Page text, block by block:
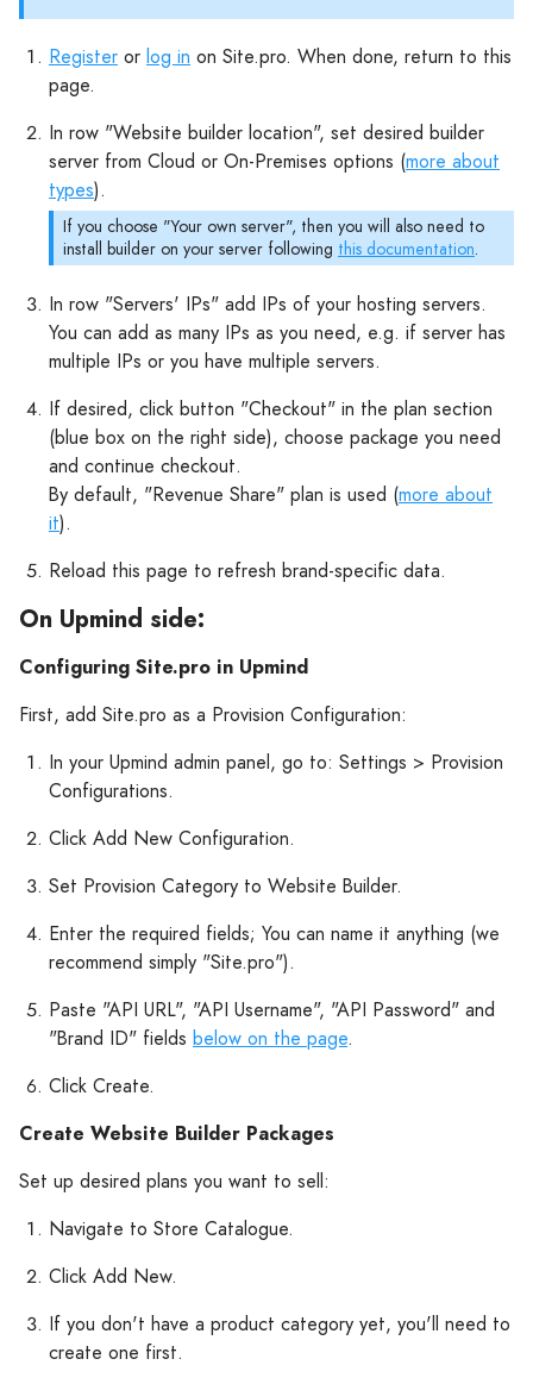
Register or log in on Site.pro. When done, return to this
page.
In row "Website builder location", set desired builder
server from Cloud or On-Premises options (more about
types).
If you choose "Your own server", then you will also need to
install builder on your server following this documentation.
In row "Servers' IPs" add IPs of your hosting servers.
You can add as many IPs as you need, e.g. if server has
multiple IPs or you have multiple servers.
If desired, click button "Checkout" in the plan section
(blue box on the right side), choose package you need
and continue checkout.
By default, "Revenue Share" plan is used (more about
it).
Reload this page to refresh brand-specific data.
On Upmind side:
Configuring Site.pro in Upmind
First, add Site.pro as a Provision Configuration:
In your Upmind admin panel, go to: Settings > Provision
Configurations.
Click Add New Configuration.
Set Provision Category to Website Builder.
Enter the required fields; You can name it anything (we
recommend simply "Site.pro").
Paste "API URL", "API Username", "API Password" and
"Brand ID" fields below on the page.
Click Create.
Create Website Builder Packages
Set up desired plans you want to sell:
Navigate to Store Catalogue.
Click Add New.
If you don't have a product category yet, you'll need to
create one first.